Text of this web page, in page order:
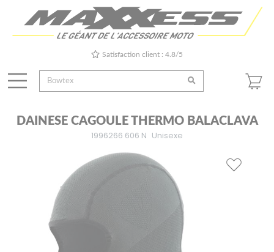
Satisfaction client : 4.8/5
DAINESE CAGOULE THERMO BALACLAVA
1996266 606 N Unisexe